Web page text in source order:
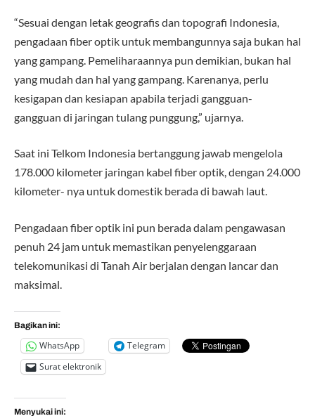
“Sesuai dengan letak geografis dan topografi Indonesia,
pengadaan fiber optik untuk membangunnya saja bukan hal
yang gampang. Pemeliharaannya pun demikian, bukan hal
yang mudah dan hal yang gampang. Karenanya, perlu
kesigapan dan kesiapan apabila terjadi gangguan-
gangguan di jaringan tulang punggung,” ujarnya.
Saat ini Telkom Indonesia bertanggung jawab mengelola
178.000 kilometer jaringan kabel fiber optik, dengan 24.000
kilometer- nya untuk domestik berada di bawah laut.
Pengadaan fiber optik ini pun berada dalam pengawasan
penuh 24 jam untuk memastikan penyelenggaraan
telekomunikasi di Tanah Air berjalan dengan lancar dan
maksimal.
Bagikan ini:
WhatsApp
Telegram
Surat elektronik
Menyukai ini: